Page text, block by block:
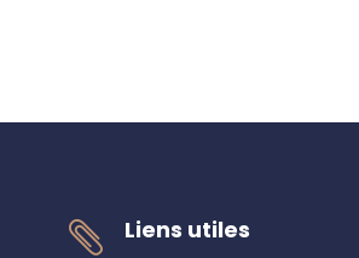

Liens utiles